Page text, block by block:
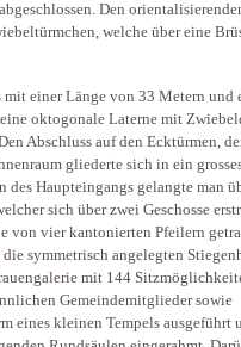
Den
welche über eine
einer Länge von 33 Metern und
oktogonale Laterne mit
Abschluss auf den Ecktürmen,
gliederte sich in ein
Haupteingangs gelangte man
sich über zwei Geschosse
von vier kantonierten Pfeilern
symmetrisch angelegten
mit 144
Gemeindemitglieder sowie
eines kleinen Tempels ausgeführt